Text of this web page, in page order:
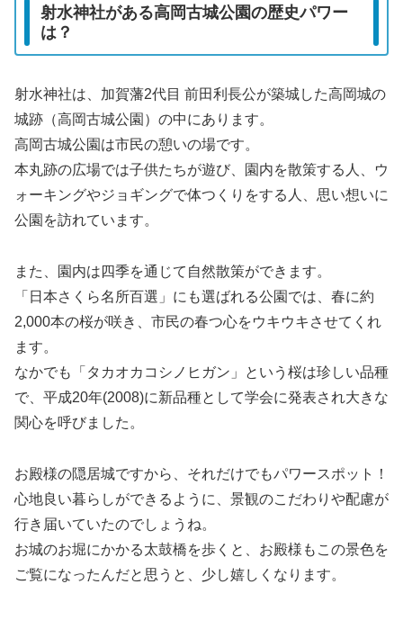
射水神社がある高岡古城公園の歴史パワー
は？
射水神社は、加賀藩2代目 前田利長公が築城した高岡城の
城跡（高岡古城公園）の中にあります。
高岡古城公園は市民の憩いの場です。
本丸跡の広場では子供たちが遊び、園内を散策する人、ウ
ォーキングやジョギングで体つくりをする人、思い想いに
公園を訪れています。
また、園内は四季を通じて自然散策ができます。
「日本さくら名所百選」にも選ばれる公園では、春に約
2,000本の桜が咲き、市民の春つ心をウキウキさせてくれ
ます。
なかでも「タカオカコシノヒガン」という桜は珍しい品種
で、平成20年(2008)に新品種として学会に発表され大きな
関心を呼びました。
お殿様の隠居城ですから、それだけでもパワースポット！
心地良い暮らしができるように、景観のこだわりや配慮が
行き届いていたのでしょうね。
お城のお堀にかかる太鼓橋を歩くと、お殿様もこの景色を
ご覧になったんだと思うと、少し嬉しくなります。